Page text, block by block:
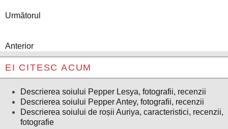
Următorul
Anterior
EI CITESC ACUM
Descrierea soiului Pepper Lesya, fotografii, recenzii
Descrierea soiului Pepper Antey, fotografii, recenzii
Descrierea soiului de roșii Auriya, caracteristici, recenzii,
fotografie